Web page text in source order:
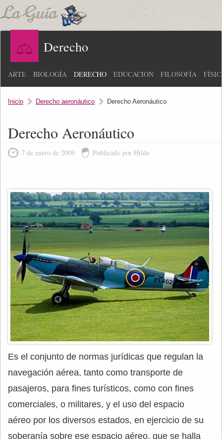
Derecho
ARTE BIOLOGÍA DERECHO EDUCACIÓN FILOSOFÍA
Inicio Derecho aeronáutico Derecho Aeronáutico
Derecho Aeronáutico
7 de enero de 2009 Publicado por Hilda
Es el conjunto de normas jurídicas que regulan la
navegación aérea, tanto como transporte de
pasajeros, para fines turísticos, como con fines
comerciales, o militares, y el uso del espacio
aéreo por los diversos estados, en ejercicio de su
soberanía sobre ese espacio aéreo, que se halla